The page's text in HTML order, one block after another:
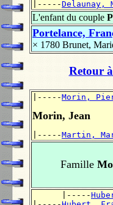
|-----Delaunay,
L'enfant du couple
Portelance,
× 1780 Brunet,
Retour
|-----Morin,
Morin, Jean
|-----Martin,
Famille
      |-----